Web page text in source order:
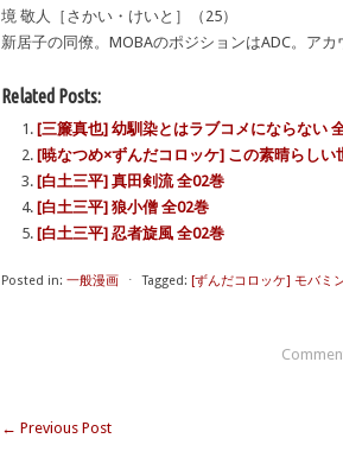
境 敬人［さかい・けいと］（25）
新居子の同僚。MOBAのポジションはADC。ア
Related Posts:
[三簾真也] 幼馴染とはラブコメにならない
[暁なつめ×ずんだコロッケ] この素晴らし
[白土三平] 真田剣流 全02巻
[白土三平] 狼小僧 全02巻
[白土三平] 忍者旋風 全02巻
Posted in: 一般漫画 ⋅ Tagged: [ずんだコロッケ] モバミ
← Previous Post